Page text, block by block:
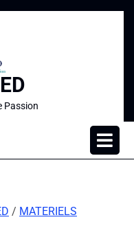
Passion
/ MATERIELS